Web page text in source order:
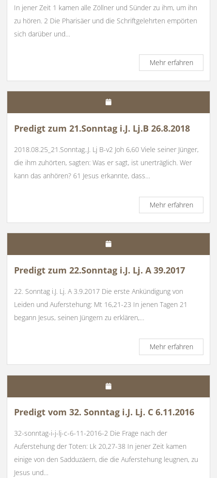
In jener Zeit 1 kamen alle Zöllner und Sünder zu ihm, um ihn
zu hören. 2 Die Pharisäer und die Schriftgelehrten empörten
sich darüber und…
Mehr erfahrenPredigt
zum
4.
Predigt zum 21.Sonntag i.J. Lj.B 26.8.2018
2018.08.25_21.Sonntag..J. Lj B-v2 Joh 6,60 Viele seiner Jünger,
die ihm zuhörten, sagten: Was er sagt, ist unerträglich. Wer
kann das anhören? 61 Jesus erkannte, dass…
Mehr erfahrenPredigt
zum
i.J.
Predigt zum 22.Sonntag i.J. Lj. A 39.2017
22. Sonntag i.J. Lj. A 3.9.2017 Die erste Ankündigung von
Leiden und Auferstehung: Mt 16,21-23 In jenen Tagen 21
begann Jesus, seinen Jüngern zu erklären,…
Mehr erfahrenPredigt
zum
i.J.
Predigt vom 32. Sonntag i.J. Lj. C 6.11.2016
32-sonntag-i-j-lj-c-6-11-2016-2 Die Frage nach der
Auferstehung der Toten: Lk 20,27-38 In jener Zeit kamen
einige von den Sadduzäern, die die Auferstehung leugnen, zu
Jesus und…